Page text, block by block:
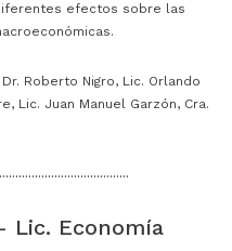
efectos sobre las
Roberto Nigro, Lic. Orlando
Lic. Juan Manuel Garzón, Cra.
Lic. Economía